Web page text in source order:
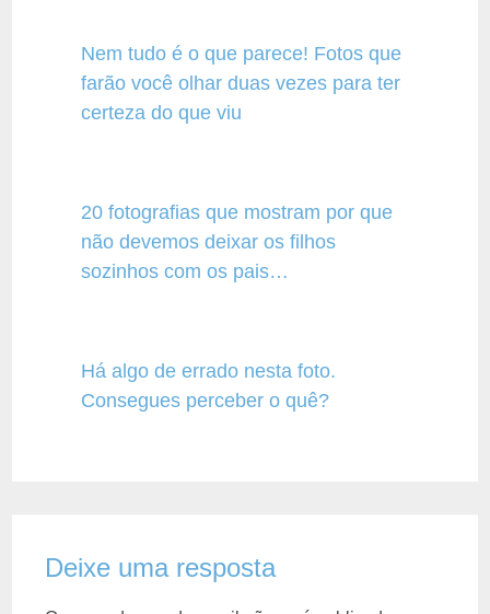
Nem tudo é o que parece! Fotos que
farão você olhar duas vezes para ter
certeza do que viu
20 fotografias que mostram por que
não devemos deixar os filhos
sozinhos com os pais…
Há algo de errado nesta foto.
Consegues perceber o quê?
Deixe uma resposta